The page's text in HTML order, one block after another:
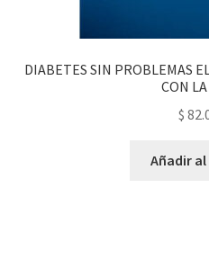
DIABETES SIN PROBLEMAS
CON LA
$
Añadir